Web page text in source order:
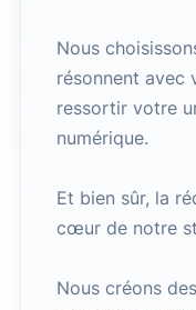
Nous
résonnent avec
ressortir votre
numérique.
Et bien sûr, la
cœur de notre
Nous créons